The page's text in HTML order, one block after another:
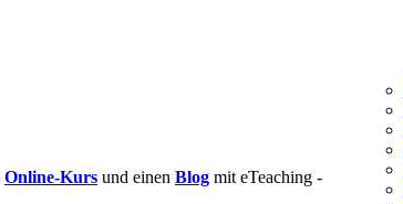
Online-Kurs und einen Blog mit eTeaching -